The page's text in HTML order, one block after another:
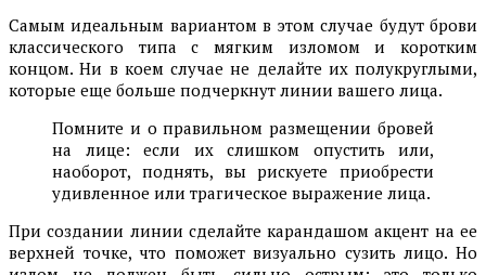
Самым идеальным вариантом в этом случае будут брови
классического типа с мягким изломом и коротким
концом. Ни в коем случае не делайте их полукруглыми,
которые еще больше подчеркнут линии вашего лица.
Помните и о правильном размещении бровей
на лице: если их слишком опустить или,
наоборот, поднять, вы рискуете приобрести
удивленное или трагическое выражение лица.
При создании линии сделайте карандашом акцент на ее
верхней точке, что поможет визуально сузить лицо. Но